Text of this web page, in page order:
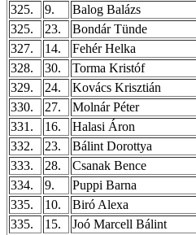
325.
9. Balog Balázs
325.
23. Bondár Tünde
327.
14. Fehér Helka
328.
30. Torma Kristóf
329.
24. Kovács Krisztián
330.
27. Molnár Péter
331.
16. Halasi Áron
332.
23. Bálint Dorottya
333.
28. Csanak Bence
334.
9. Puppi Barna
335.
10. Biró Alexa
335.
15. Joó Marcell Bálint